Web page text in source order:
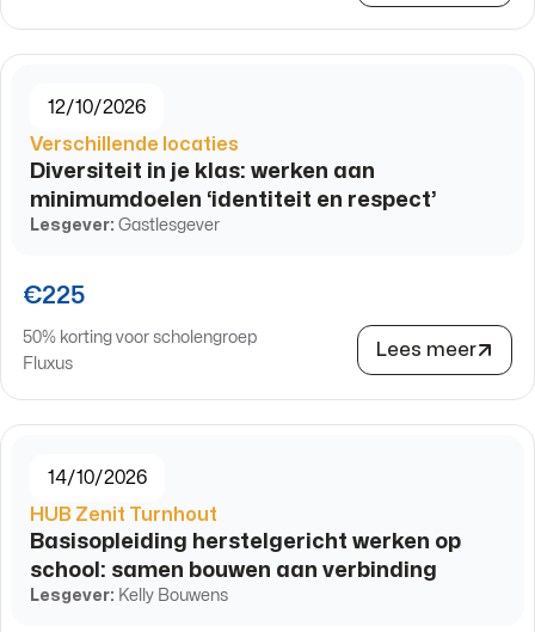
12/10/2026
Verschillende locaties
Diversiteit in je klas: werken aan
minimumdoelen ‘identiteit en respect’
Lesgever: Gastlesgever
€225
50% korting voor scholengroep
Fluxus
Lees meer
14/10/2026
HUB Zenit Turnhout
Basisopleiding herstelgericht werken op
school: samen bouwen aan verbinding
Lesgever: Kelly Bouwens